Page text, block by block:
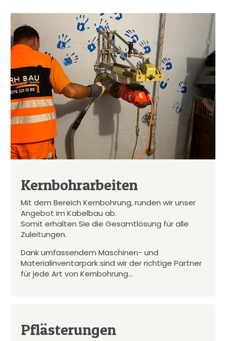
Kernbohrarbeiten
Mit dem Bereich Kernbohrung, runden wir unser
Angebot im Kabelbau ab.
Somit erhalten Sie die Gesamtlösung für alle
Zuleitungen.
Dank umfassendem Maschinen- und
Materialinventarpark sind wir der richtige Partner
für jede Art von Kernbohrung…
Pflästerungen